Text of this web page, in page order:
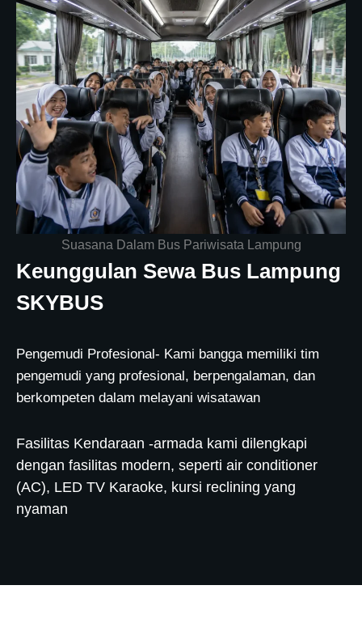
Suasana Dalam Bus Pariwisata Lampung
Keunggulan Sewa Bus Lampung
SKYBUS
Pengemudi Profesional- Kami bangga memiliki tim
pengemudi yang profesional, berpengalaman, dan
berkompeten dalam melayani wisatawan
Fasilitas Kendaraan -armada kami dilengkapi
dengan fasilitas modern, seperti air conditioner
(AC), LED TV Karaoke, kursi reclining yang
nyaman